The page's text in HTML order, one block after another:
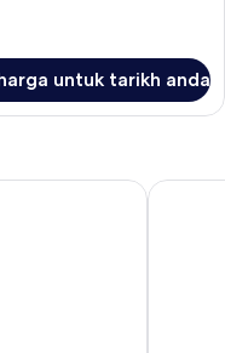
untuk tarikh anda
Hotel